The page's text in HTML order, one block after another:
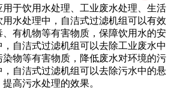
于饮用水处理、工业废水处理、生活
水处理中，自洁式过滤机组可以有效
有机物等有害物质，保障饮用水的安
自洁式过滤机组可以去除工业废水中
物等有害物质，降低废水对环境的污
自洁式过滤机组可以去除污水中的悬
高污水处理的效果。